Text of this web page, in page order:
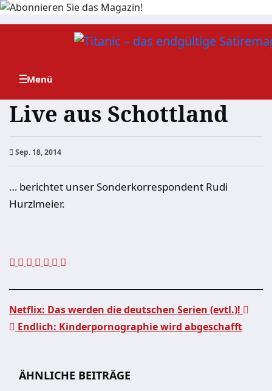
Zum
Live aus Schottland
Sep. 18, 2014
… berichtet unser Sonderkorrespondent Rudi
Hurzlmeier.
Netflix: Das werden die deutschen Serien (evtl.)!
Endlich: Kinderpornographie wird abgeschafft
ÄHNLICHE BEITRÄGE